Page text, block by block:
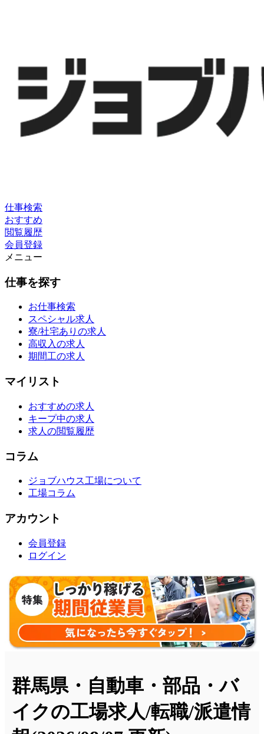
仕事検索
おすすめ
閲覧履歴
会員登録
メニュー
仕事を探す
お仕事検索
スペシャル求人
寮/社宅ありの求人
高収入の求人
期間工の求人
マイリスト
おすすめの求人
キープ中の求人
求人の閲覧履歴
コラム
ジョブハウス工場について
工場コラム
アカウント
会員登録
ログイン
群馬県・自動車・部品・バ
イクの工場求人/転職/派遣情